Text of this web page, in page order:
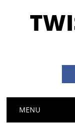
Main
MENU